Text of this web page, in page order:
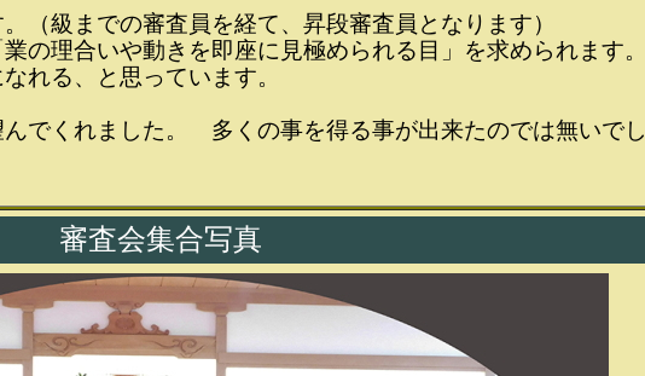
（級までの審査員を経て、昇段審査員となります）
の理合いや動きを即座に見極められる目」を求められます。
れる、と思っています。
でくれました。 多くの事を得る事が出来たのでは無いでし
審査会集合写真